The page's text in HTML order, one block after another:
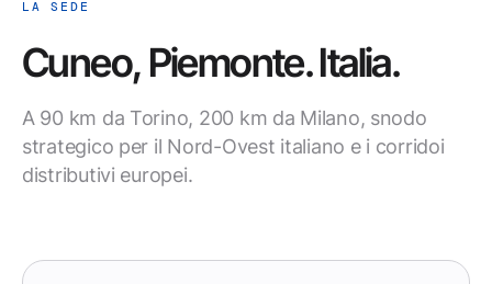
LA SEDE
Cuneo, Piemonte. Italia.
A 90 km da Torino, 200 km da Milano, snodo
strategico per il Nord-Ovest italiano e i corridoi
distributivi europei.